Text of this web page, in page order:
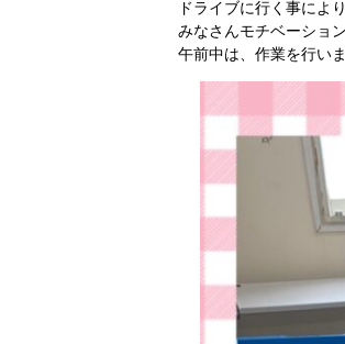
ドライブに行く事により
みなさんモチベーショ
午前中は、作業を行いま